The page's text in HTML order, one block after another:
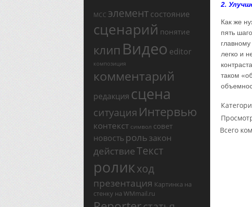
МСС элемент состояние
сценарий понятие
клип Видео editor
композиция
комментарий
редакция сцена
ситуация Интервью
контекст символ совет
новость роль закон
действиеТекст
роликход
презентация Картинка на
стенку на WMmail.ru
2.
Как же
пять
легко и
таком
Всего